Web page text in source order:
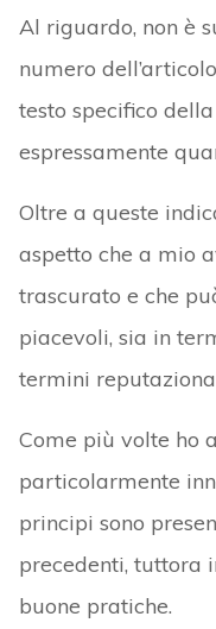
Al riguardo, non è
numero
testo specifico
espressamente
Oltre a queste
aspetto che a mio
trascurato e che
piacevoli, sia in
termini
Come più volte ho
particolarmente
principi sono
precedenti, tuttora
buone pratiche.